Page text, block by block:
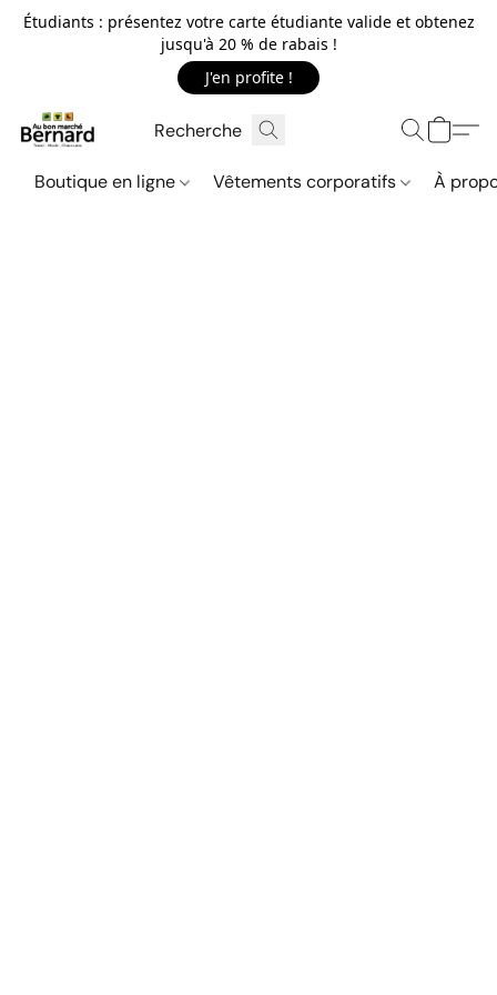
Étudiants : présentez votre carte étudiante valide et obtenez
jusqu'à 20 % de rabais !
J'en profite !
Boutique en ligne Vêtements corporatifs À